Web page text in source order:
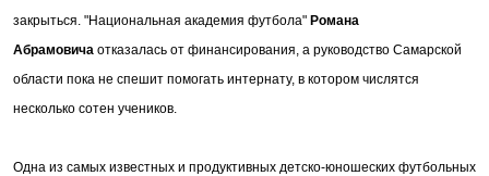
закрыться. "Национальная академия футбола" Романа
Абрамовича отказалась от финансирования, а руководство Самарской
области пока не спешит помогать интернату, в котором числятся
несколько сотен учеников.
Одна из самых известных и продуктивных детско-юношеских футбольных